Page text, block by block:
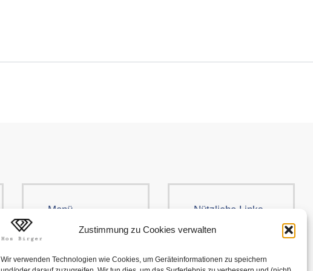
Zustimmung zu Cookies verwalten
Wir verwenden Technologien wie Cookies, um Geräteinformationen zu speichern
Menü Nützliche Links